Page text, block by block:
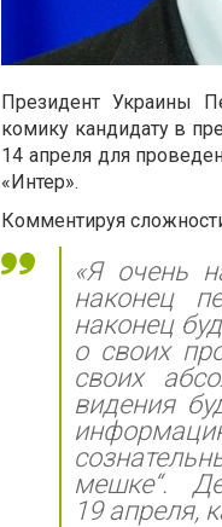
Президент Украины
комику кандидату в
14 апреля для
«Интер».
Комментируя
«Я очень
наконец
наконец
о своих
своих
видения
мешке“.
19 апреля,